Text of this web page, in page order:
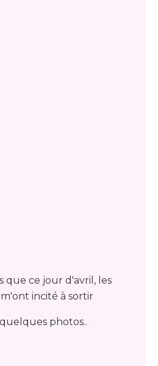
que ce jour d'avril, les
incité à sortir
photos..